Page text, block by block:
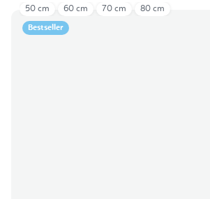
Bestseller
50 cm 60 cm 70 cm 80 cm